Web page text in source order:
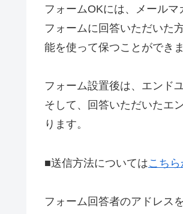
フォームOKには、メールマ
フォームに回答いただいた
能を使って保つことができま
フォーム設置後は、エンド
そして、回答いただいたエ
ります。
■送信方法についてはこちら
フォーム回答者のアドレス